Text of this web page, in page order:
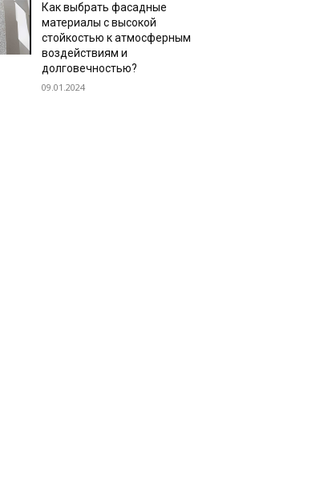
Как выбрать фасадные
материалы с высокой
стойкостью к атмосферным
воздействиям и
долговечностью?
09.01.2024